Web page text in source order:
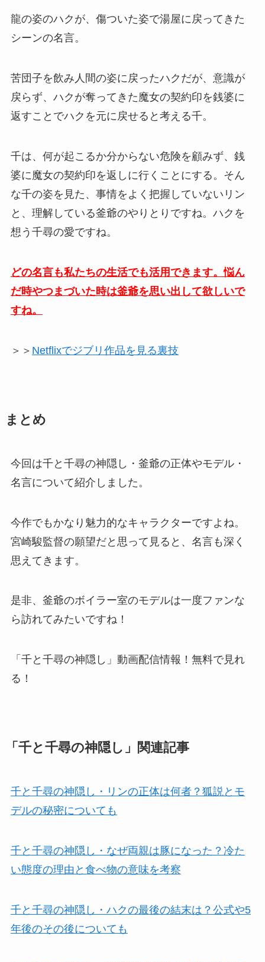
龍の姿のハクが、傷ついた姿で湯屋に戻ってきた
シーンの名言。
苦団子を飲み人間の姿に戻ったハクだが、意識が
戻らず、ハクが奪ってきた魔女の契約印を銭婆に
返すことでハクを元に戻せると考える千。
千は、何が起こるか分からない危険を顧みず、銭
婆に魔女の契約印を返しに行くことにする。そん
な千の姿を見た、事情をよく把握していないリン
と、理解している釜爺のやりとりですね。ハクを
想う千尋の愛ですね。
どの名言も私たちの生活でも活用できます。悩ん
だ時やつまづいた時は釜爺を思い出して欲しいで
すね。
＞＞ Netflixでジブリ作品を見る裏技
まとめ
今回は千と千尋の神隠し・釜爺の正体やモデル・
名言について紹介しました。
今作でもかなり魅力的なキャラクターですよね。
宮崎駿監督の願望だと思って見ると、名言も深く
思えてきます。
是非、釜爺のボイラー室のモデルは一度ファンな
ら訪れてみたいですね！
「千と千尋の神隠し」動画配信情報！無料で見れ
る！
「千と千尋の神隠し」関連記事
千と千尋の神隠し・リンの正体は何者？狐説とモ
デルの秘密についても
千と千尋の神隠し・なぜ両親は豚になった？冷た
い態度の理由と食べ物の意味を考察
千と千尋の神隠し・ハクの最後の結末は？公式や5
年後のその後についても